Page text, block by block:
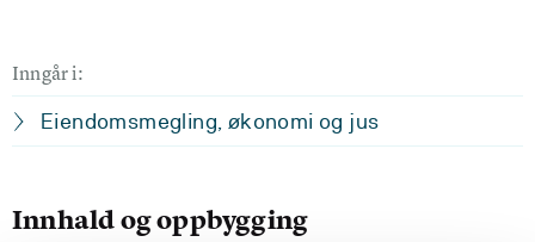
Inngår i:
Eiendomsmegling, økonomi og jus
Innhald og oppbygging